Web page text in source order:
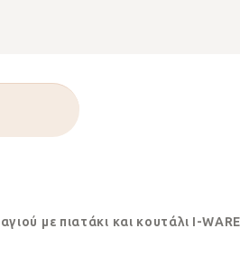
με πιατάκι και κουτάλι I-